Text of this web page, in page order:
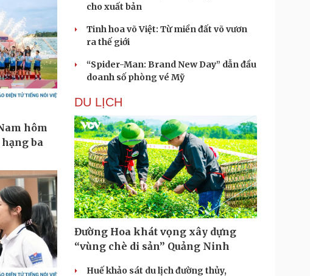
cho xuất bản
Tinh hoa võ Việt: Từ miền đất võ vươn
ra thế giới
“Spider-Man: Brand New Day” dẫn đầu
doanh số phòng vé Mỹ
DU LỊCH
Đường Hoa khát vọng xây dựng
“vùng chè di sản” Quảng Ninh
Huế khảo sát du lịch đường thủy,